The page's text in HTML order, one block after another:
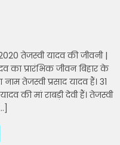
तेजस्वी यादव की जीवनी |
का प्रारंभिक जीवन बिहार के
तेजस्वी प्रसाद यादव हैं। 31
की मां राबड़ी देवी हैं। तेजस्वी